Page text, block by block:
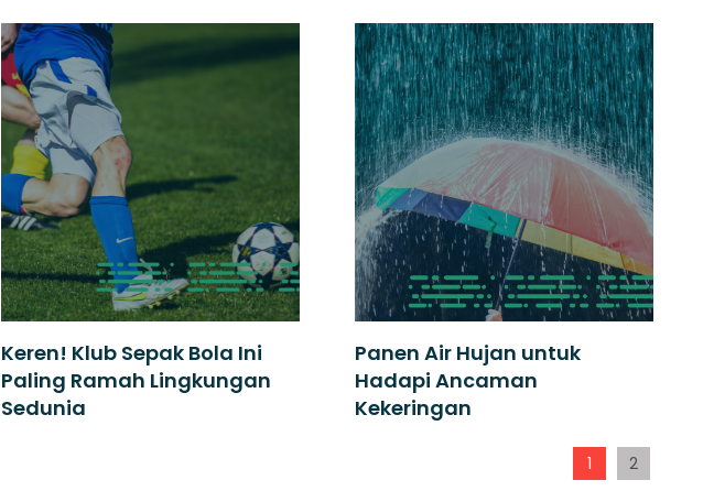
Keren! Klub Sepak Bola Ini
Paling Ramah Lingkungan
Sedunia
Panen Air Hujan untuk
Hadapi Ancaman
Kekeringan
1 2